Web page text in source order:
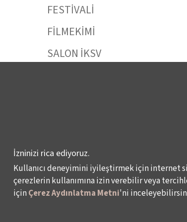
FESTİVALİ
FİLMEKİMİ
SALON İKSV
KÜLTÜR POLİTİKALARI
ÇALIŞMALARI
İzninizi rica ediyoruz.
Kullanıcı deneyimini iyileştirmek için internet
çerezlerin kullanımına izin verebilir veya
için Çerez Aydınlatma Metni'ni